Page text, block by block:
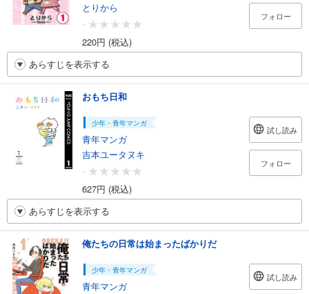
とりから
-
220円 (税込)
フォロー
あらすじを表示する
おもち日和
少年・青年マンガ
青年マンガ
吉本ユータヌキ
-
627円 (税込)
試し読み
フォロー
あらすじを表示する
俺たちの日常は始まったばかりだ
少年・青年マンガ
青年マンガ
試し読み